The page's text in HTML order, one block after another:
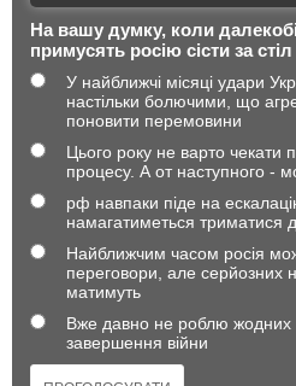
На вашу думку, коли
примусять росію сісти за
У найближчі місяці удари
настільки болючими, що
поновити перемовини
Цього року не варто чекати
процесу. А от наступного -
рф навпаки піде на
намагатиметься триматися
Найближчим часом росія
переговори, але серйозних
матимуть
Вже давно не роблю жодних
завершення війни